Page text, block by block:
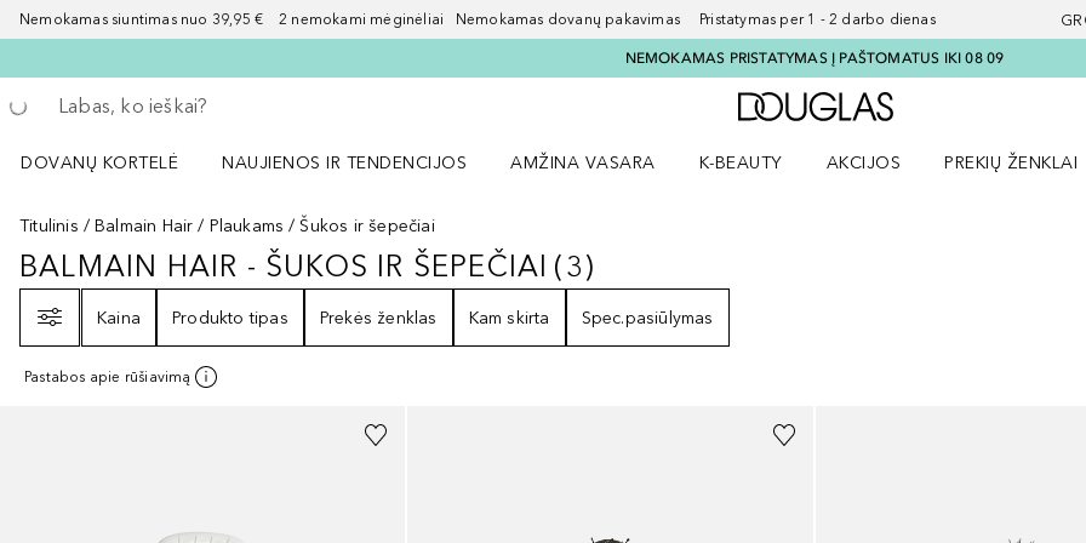
Nemokamas siuntimas nuo 39,95 € 2 nemokami mėginėliai Nemokamas dovanų pakavimas Pristatymas per 1 - 2 darbo dienas
NEMOKAMAS PRISTATYMAS Į PAŠTOMATUS IKI 08 09
Grįžk atgal
Vykdykite paiešką
Į Douglas pagrindinį
DOVANŲ KORTELĖ
NAUJIENOS IR TENDENCIJOS
AMŽINA VASARA
K-BEAUTY
AKCIJOS
PREKIŲ ŽENKLAI
Titulinis
Balmain Hair Plaukams Šukos ir šepečiai
BALMAIN HAIR - ŠUKOS IR ŠEPEČIAI3REZULTATAI
BALMAIN HAIR - ŠUKOS IR ŠEPEČIAI (3)
Kaina
Produkto tipas Prekės ženklas Kam skirta Spec.pasiūlymas
Pastabos apie rūšiavimą